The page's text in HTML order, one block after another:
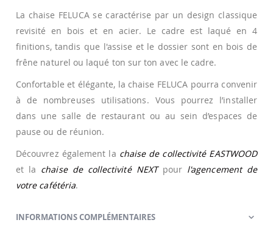
La chaise FELUCA se caractérise par un design classique
revisité en bois et en acier. Le cadre est laqué en 4
finitions, tandis que l'assise et le dossier sont en bois de
frêne naturel ou laqué ton sur ton avec le cadre.
Confortable et élégante, la chaise FELUCA pourra convenir
à de nombreuses utilisations. Vous pourrez l’installer
dans une salle de restaurant ou au sein d’espaces de
pause ou de réunion.
Découvrez également la chaise de collectivité EASTWOOD
et la chaise de collectivité NEXTpour l'agencement de
votre cafétéria.
INFORMATIONS COMPLÉMENTAIRES